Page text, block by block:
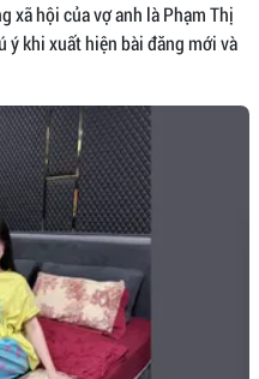
xã hội của vợ anh là Phạm Thị
ý khi xuất hiện bài đăng mới và